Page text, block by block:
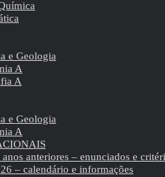
e Geologia
A
A
e Geologia
A
anos anteriores – enunciados e
– calendário e informações